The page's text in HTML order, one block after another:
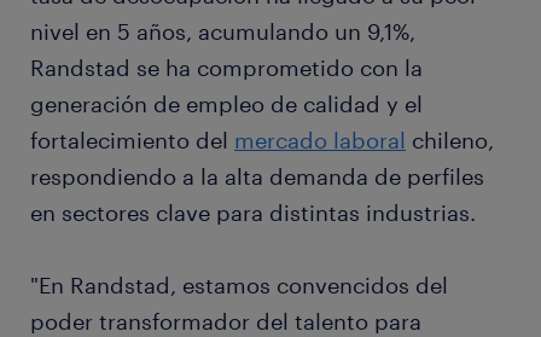
nivel en 5 años, acumulando un 9,1%,
Randstad se ha comprometido con la
generación de empleo de calidad y el
fortalecimiento del mercado laboral chileno,
respondiendo a la alta demanda de perfiles
en sectores clave para distintas industrias.
"En Randstad, estamos convencidos del
poder transformador del talento para